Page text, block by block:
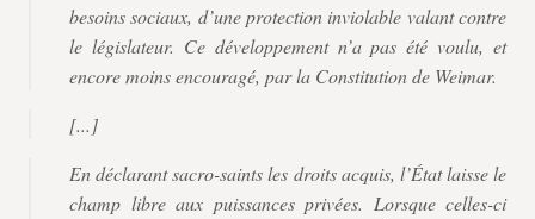
besoins sociaux, d’une protection inviolable valant contre
le législateur. Ce développement n’a pas été voulu, et
encore moins encouragé, par la Constitution de Weimar.
[...]
En déclarant sacro-saints les droits acquis, l’État laisse le
champ libre aux puissances privées. Lorsque celles-ci